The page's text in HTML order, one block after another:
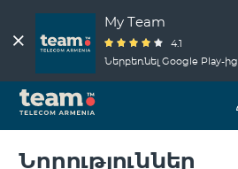
My Team
4.1
Ներբեռնել Google Play-ից
Նորություններ